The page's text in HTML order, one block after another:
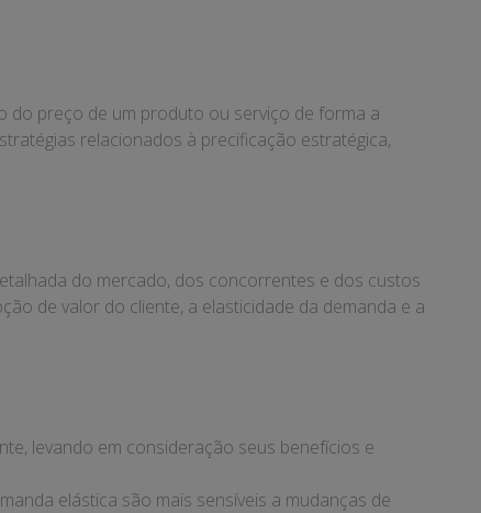
do preço de um produto ou serviço de forma a
relacionados à precificação estratégica,
do mercado, dos concorrentes e dos custos
de valor do cliente, a elasticidade da demanda e a
levando em consideração seus benefícios e
elástica são mais sensíveis a mudanças de